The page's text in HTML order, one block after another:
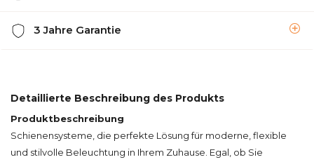
3 Jahre Garantie
Detaillierte Beschreibung des Produkts
Produktbeschreibung
Schienensysteme, die perfekte Lösung für moderne, flexible
und stilvolle Beleuchtung in Ihrem Zuhause. Egal, ob Sie